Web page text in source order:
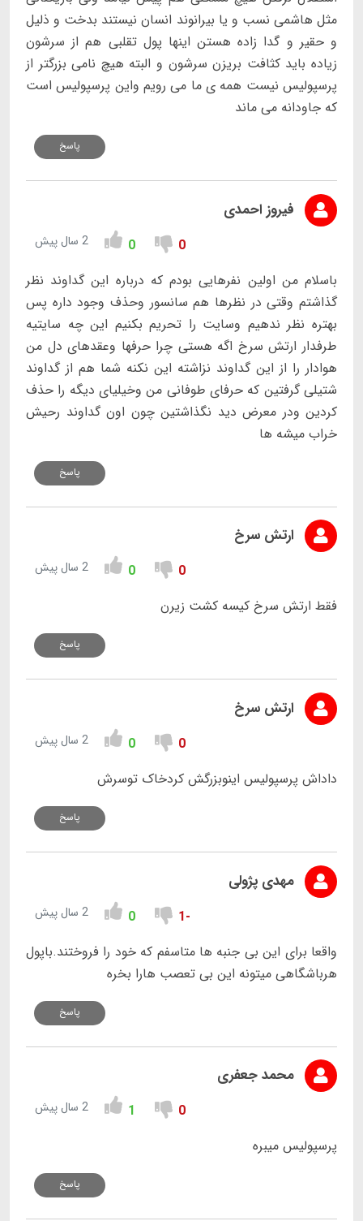
مثل هاشمی نسب و یا بیرانوند انسان نیستند بدخت و ذلیل
و حقیر و گدا زاده هستن اینها پول تقلبی هم از سرشون
زیاده باید کثافت بریزن سرشون و البته هیچ نامی بزرگتر از
پرسپولیس نیست همه ی ما می رویم واین پرسپولیس است
که جاودانه می ماند
پاسخ
فیروز احمدی
0
0 2 سال پیش
باسلام من اولین نفرهایی بودم که درباره این گداوند نظر
گذاشتم وقتی در نظرها هم سانسور وحذف وجود داره پس
بهتره نظر ندهیم وسایت را تحریم بکنیم این چه سایتیه
طرفدار ارتش سرخ اگه هستی چرا حرفها وعقدهای دل من
هوادار را از این گداوند نزاشته این نکنه شما هم از گداوند
شتیلی گرفتین که حرفای طوفانی من وخیلیای دیگه را حذف
کردین ودر معرض دید نگذاشتین چون اون گداوند رحیش
خراب میشه ها
پاسخ
ارتش سرخ
0
0 2 سال پیش
فقط ارتش سرخ کیسه کشت زیرن
پاسخ
ارتش سرخ
0
0 2 سال پیش
داداش پرسپولیس اینوبزرگش کردخاک توسرش
پاسخ
مهدی پژولی
-1
0 2 سال پیش
واقعا برای این بی جنبه ها متاسفم که خود را فروختند.باپول
هرباشگاهی میتونه این بی تعصب هارا بخره
پاسخ
محمد جعفری
0
1 2 سال پیش
پرسپولیس میبره
پاسخ